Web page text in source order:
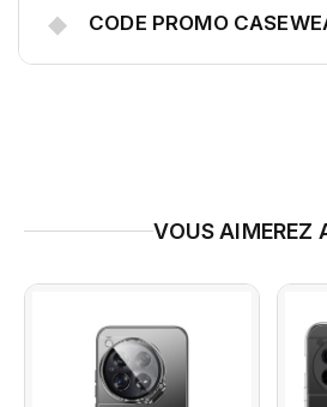
◆ CODE PROMO
VOUS AIMEREZ